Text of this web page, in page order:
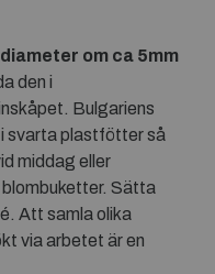
om ca 5mm
den i
Bulgariens
i svarta plastfötter så
middag eller
Sätta
Att samla olika
via arbetet är en